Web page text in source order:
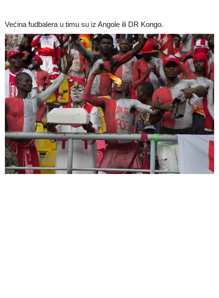
Većina fudbalera u timu su iz Angole ili DR Kongo.